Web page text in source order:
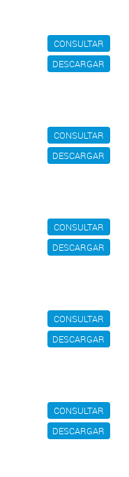
CONSULTAR
DESCARGAR
CONSULTAR
DESCARGAR
CONSULTAR
DESCARGAR
CONSULTAR
DESCARGAR
CONSULTAR
DESCARGAR